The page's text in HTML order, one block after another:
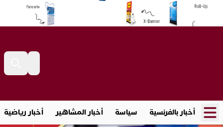
أخبار بالفرنسية سياسة أخبار المشاهير أخبار رياضية